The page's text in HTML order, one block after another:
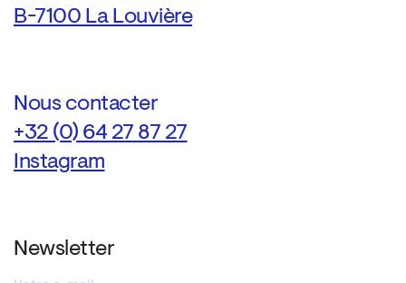
B-7100 La Louvière
Nous contacter
+32 (0) 64 27 87 27
Instagram
Newsletter